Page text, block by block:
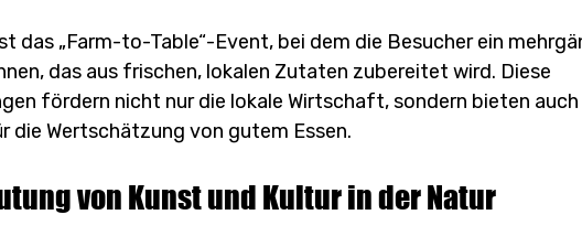
das „Farm-to-Table“-Event, bei dem die Besucher ein
das aus frischen, lokalen Zutaten zubereitet wird. Diese
fördern nicht nur die lokale Wirtschaft, sondern bieten auch
Wertschätzung von gutem Essen.
von Kunst und Kultur in der Natur